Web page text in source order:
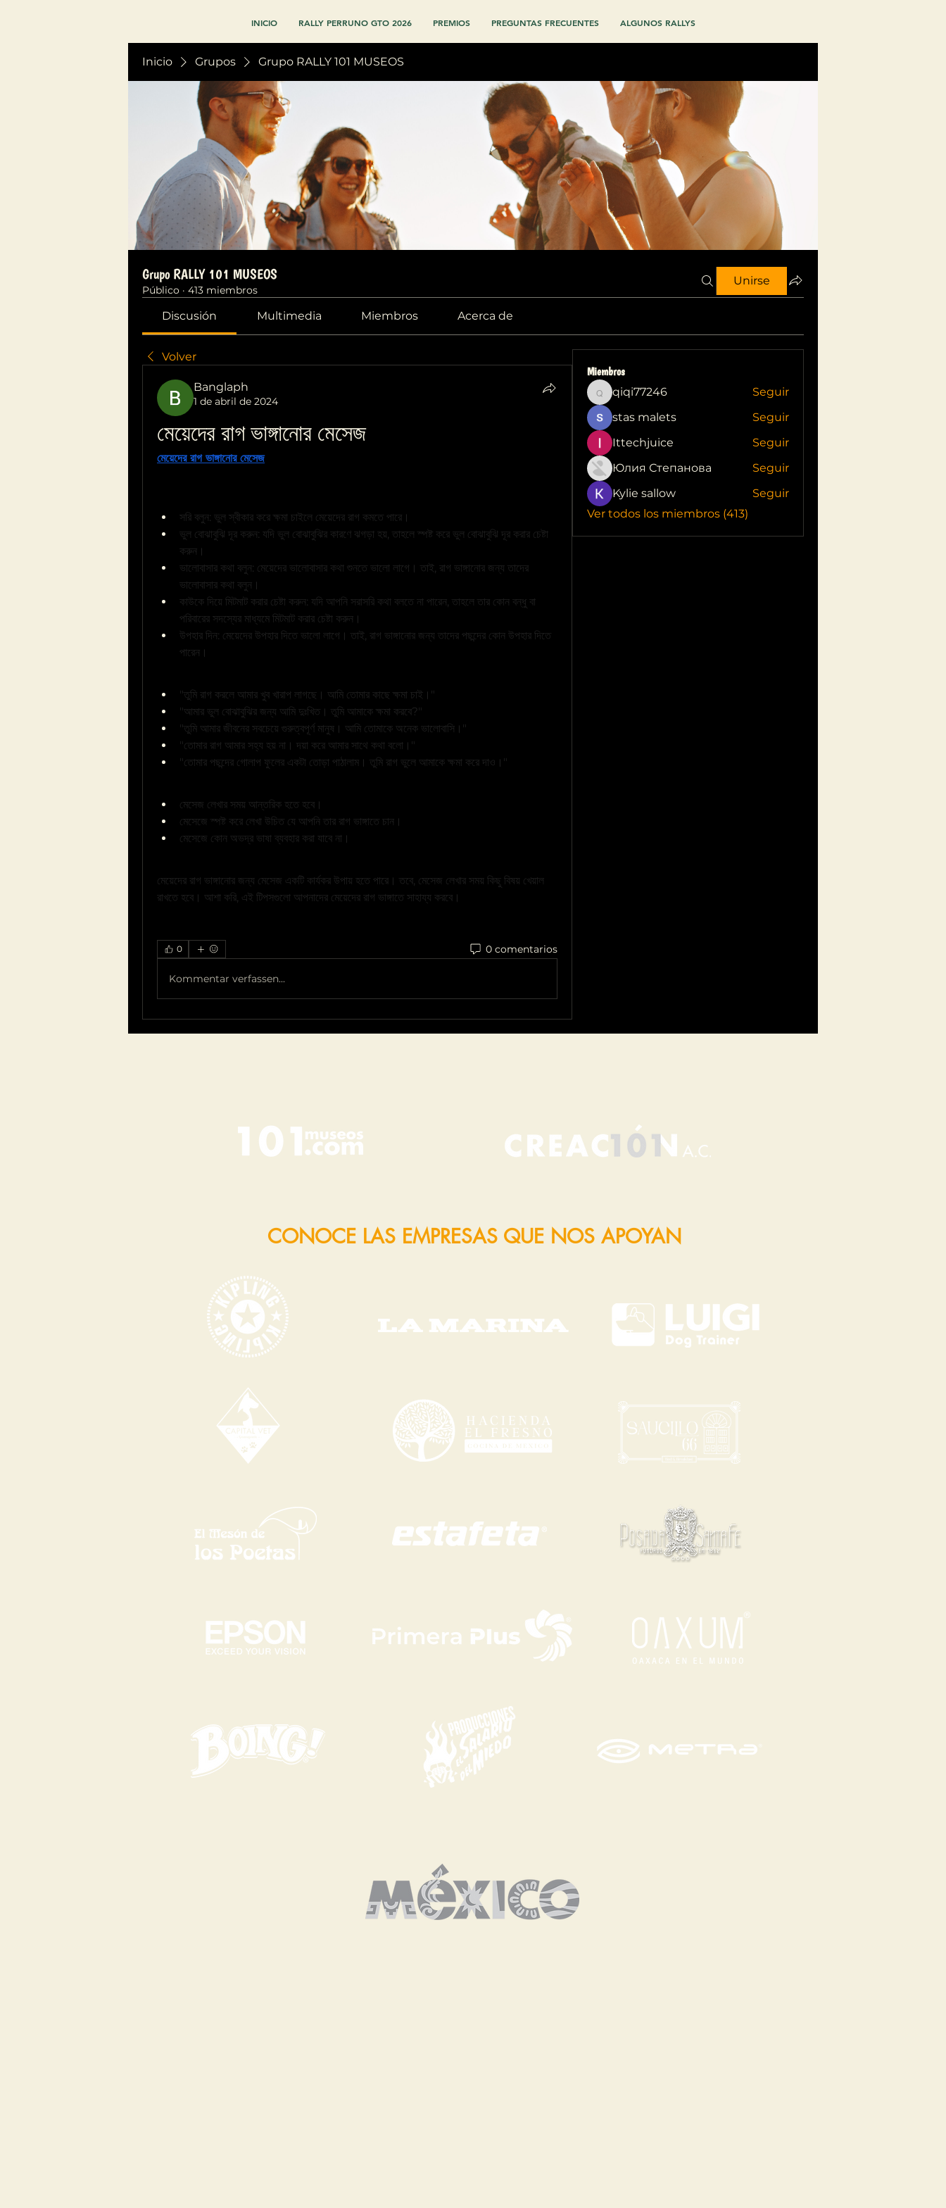
INICIO RALLY PERRUNO GTO 2026 PREMIOS PREGUNTAS FRECUENTES ALGUNOS RALLYS
Inicio Grupos Grupo RALLY 101 MUSEOS
Grupo RALLY 101 MUSEOS
Público · 413 miembros
Unirse
Discusión Multimedia Miembros Acerca de
Volver
Banglaph
1 de abril de 2024
মেয়েদের রাগ ভাঙ্গানোর মেসেজ
মেয়েদের রাগ ভাঙ্গানোর মেসেজ
সরি বলুন: ভুল স্বীকার করে ক্ষমা চাইলে মেয়েদের রাগ কমতে পারে।
ভুল বোঝাবুঝি দূর করুন: যদি ভুল বোঝাবুঝির কারণে ঝগড়া হয়, তাহলে স্পষ্ট করে ভুল বোঝাবুঝি দূর করার চেষ্টা
করুন।
ভালোবাসার কথা বলুন: মেয়েদের ভালোবাসার কথা শুনতে ভালো লাগে। তাই, রাগ ভাঙ্গানোর জন্য তাদের
ভালোবাসার কথা বলুন।
কাউকে দিয়ে মিটমাট করার চেষ্টা করুন: যদি আপনি সরাসরি কথা বলতে না পারেন, তাহলে তার কোন বন্ধু বা
পরিবারের সদস্যের মাধ্যমে মিটমাট করার চেষ্টা করুন।
উপহার দিন: মেয়েদের উপহার দিতে ভালো লাগে। তাই, রাগ ভাঙ্গানোর জন্য তাদের পছন্দের কোন উপহার দিতে
পারেন।
"তুমি রাগ করলে আমার খুব খারাপ লাগছে। আমি তোমার কাছে ক্ষমা চাই।"
"আমার ভুল বোঝাবুঝির জন্য আমি দুঃখিত। তুমি আমাকে ক্ষমা করবে?"
"তুমি আমার জীবনের সবচেয়ে গুরুত্বপূর্ণ মানুষ। আমি তোমাকে অনেক ভালোবাসি।"
"তোমার রাগ আমার সহ্য হয় না। দয়া করে আমার সাথে কথা বলো।"
"তোমার পছন্দের গোলাপ ফুলের একটা তোড়া পাঠালাম। তুমি রাগ ভুলে আমাকে ক্ষমা করে দাও।"
মেসেজ লেখার সময় আন্তরিক হতে হবে।
মেসেজে স্পষ্ট করে লেখা উচিত যে আপনি তার রাগ ভাঙ্গাতে চান।
মেসেজে কোন অভদ্র ভাষা ব্যবহার করা যাবে না।
মেয়েদের রাগ ভাঙ্গানোর জন্য মেসেজ একটি কার্যকর উপায় হতে পারে। তবে, মেসেজ লেখার সময় কিছু বিষয় খেয়াল
রাখতে হবে। আশা করি, এই টিপসগুলো আপনাদের মেয়েদের রাগ ভাঙ্গাতে সাহায্য করবে।
0 0 comentarios
Kommentar verfassen...
Miembros
qiqi77246
qiqi77246
Seguir
stas malets
Seguir
Ittechjuice
Seguir
Юлия Степанова
Seguir
Kylie sallow
Seguir
Ver todos los miembros (413)
CONOCE LAS EMPRESAS QUE NOS APOYAN